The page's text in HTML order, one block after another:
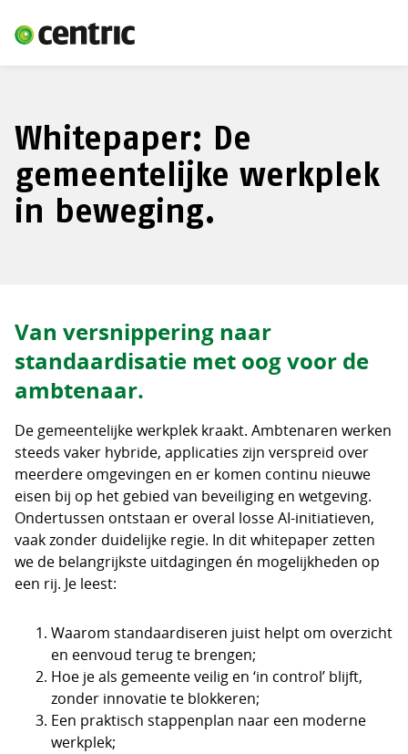
Whitepaper: De
gemeentelijke werkplek
in beweging.
Van versnippering naar
standaardisatie met oog voor de
ambtenaar.
De gemeentelijke werkplek kraakt. Ambtenaren werken
steeds vaker hybride, applicaties zijn verspreid over
meerdere omgevingen en er komen continu nieuwe
eisen bij op het gebied van beveiliging en wetgeving.
Ondertussen ontstaan er overal losse AI-initiatieven,
vaak zonder duidelijke regie. In dit whitepaper zetten
we de belangrijkste uitdagingen én mogelijkheden op
een rij. Je leest:
Waarom standaardiseren juist helpt om overzicht
en eenvoud terug te brengen;
Hoe je als gemeente veilig en ‘in control’ blijft,
zonder innovatie te blokkeren;
Een praktisch stappenplan naar een moderne
werkplek;